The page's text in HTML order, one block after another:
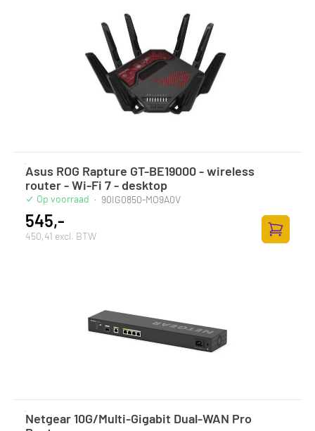
Asus ROG Rapture GT-BE19000 - wireless
router - Wi-Fi 7 - desktop
Op voorraad · 90IG0850-MO9A0V
545,-
450,41 excl. BTW
Netgear 10G/Multi-Gigabit Dual-WAN Pro